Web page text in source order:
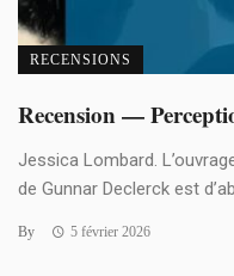
RECENSIONS
Recension —
Jessica Lombard.
de Gunnar Declerck est
By 5 février 2026